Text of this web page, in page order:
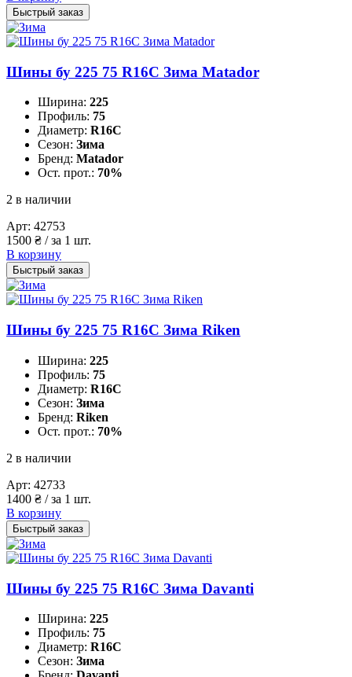
Быстрый заказ
Шины бу 225 75 R16C Зима Matador
Ширина: 225
Профиль: 75
Диаметр: R16C
Сезон: Зима
Бренд: Matador
Ост. прот.: 70%
2 в наличии
Арт: 42753
1500 ₴ / за 1 шт.
В корзину
Быстрый заказ
Шины бу 225 75 R16C Зима Riken
Ширина: 225
Профиль: 75
Диаметр: R16C
Сезон: Зима
Бренд: Riken
Ост. прот.: 70%
2 в наличии
Арт: 42733
1400 ₴ / за 1 шт.
В корзину
Быстрый заказ
Шины бу 225 75 R16C Зима Davanti
Ширина: 225
Профиль: 75
Диаметр: R16C
Сезон: Зима